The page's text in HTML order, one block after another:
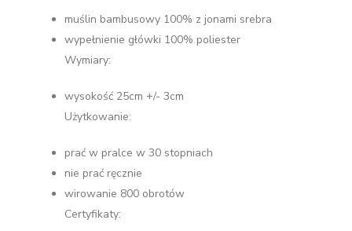
muślin bambusowy 100% z jonami srebra
wypełnienie główki 100% poliester
Wymiary:
wysokość 25cm +/- 3cm
Użytkowanie:
prać w pralce w 30 stopniach
nie prać ręcznie
wirowanie 800 obrotów
Certyfikaty: